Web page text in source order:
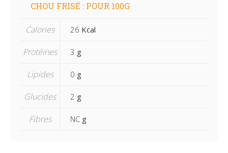
CHOU FRISÉ : POUR 100G
Calories 26 Kcal
Protéines 3 g
Lipides 0 g
Glucides 2 g
Fibres NC g